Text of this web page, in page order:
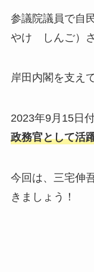
参議院議員で自
やけ しんご）さ
岸田内閣を支え
2023年9月15日付
政務官として活
今回は、三宅伸
きましょう！